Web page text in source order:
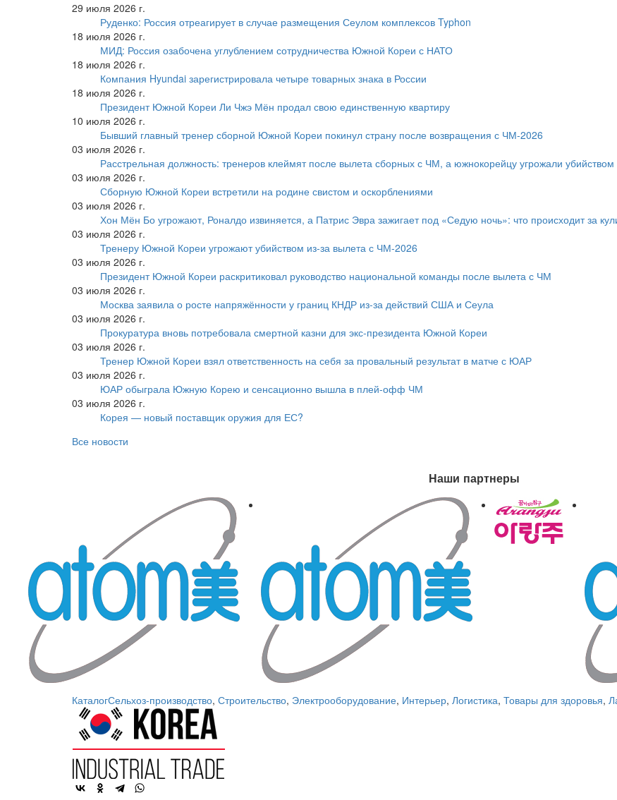
29 июля 2026 г.
Руденко: Россия отреагирует в случае размещения Сеулом комплексов Typhon
18 июля 2026 г.
МИД: Россия озабочена углублением сотрудничества Южной Кореи с НАТО
18 июля 2026 г.
Компания Hyundai зарегистрировала четыре товарных знака в России
18 июля 2026 г.
Президент Южной Кореи Ли Чжэ Мён продал свою единственную квартиру
10 июля 2026 г.
Бывший главный тренер сборной Южной Кореи покинул страну после возвращения с ЧМ-2026
03 июля 2026 г.
Расстрельная должность: тренеров клеймят после вылета сборных с ЧМ, а южнокорейцу угрожали убийством
03 июля 2026 г.
Сборную Южной Кореи встретили на родине свистом и оскорблениями
03 июля 2026 г.
Хон Мён Бо угрожают, Роналдо извиняется, а Патрис Эвра зажигает под «Седую ночь»: что происходит за
03 июля 2026 г.
Тренеру Южной Кореи угрожают убийством из-за вылета с ЧМ-2026
03 июля 2026 г.
Президент Южной Кореи раскритиковал руководство национальной команды после вылета с ЧМ
03 июля 2026 г.
Москва заявила о росте напряжённости у границ КНДР из-за действий США и Сеула
03 июля 2026 г.
Прокуратура вновь потребовала смертной казни для экс-президента Южной Кореи
03 июля 2026 г.
Тренер Южной Кореи взял ответственность на себя за провальный результат в матче с ЮАР
03 июля 2026 г.
ЮАР обыграла Южную Корею и сенсационно вышла в плей-офф ЧМ
03 июля 2026 г.
Корея — новый поставщик оружия для ЕС?
Все новости
Наши партнеры
КаталогСельхоз-производство, Строительство, Электрооборудование, Интерьер, Логистика, Товары для здоровья,